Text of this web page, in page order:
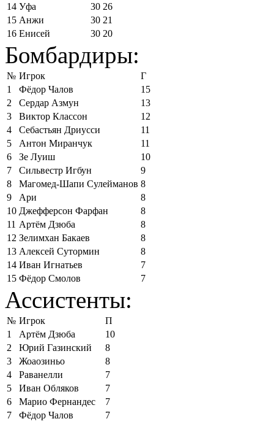
14 Уфа 30 26
15 Анжи 30 21
16 Енисей 30 20
Бомбардиры:
№ Игрок
Г
1
Фёдор Чалов
15
2
Сердар Азмун
13
3
Виктор Классон
12
4
Себастьян Дриусси
11
5
Антон Миранчук
11
6
Зе Луиш
10
7
Сильвестр Игбун
9
8
Магомед-Шапи Сулейманов 8
9
Ари
8
10 Джефферсон Фарфан
8
11 Артём Дзюба
8
12 Зелимхан Бакаев
8
13 Алексей Сутормин
8
14 Иван Игнатьев
7
15 Фёдор Смолов 7
Ассистенты:
№ Игрок
П
1
Артём Дзюба
10
2
Юрий Газинский
8
3
Жоаозиньо
8
4
Раванелли
7
5
Иван Обляков
7
6
Марио Фернандес
7
7
Фёдор Чалов
7